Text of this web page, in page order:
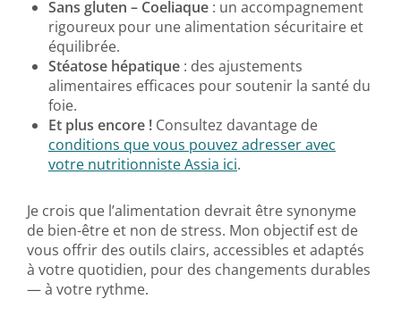
Sans gluten – Coeliaque : un accompagnement
rigoureux pour une alimentation sécuritaire et
équilibrée.
Stéatose hépatique : des ajustements
alimentaires efficaces pour soutenir la santé du
foie.
Et plus encore ! Consultez davantage de
conditions que vous pouvez adresser avec
votre nutritionniste Assia ici.
Je crois que l’alimentation devrait être synonyme
de bien-être et non de stress. Mon objectif est de
vous offrir des outils clairs, accessibles et adaptés
à votre quotidien, pour des changements durables
— à votre rythme.